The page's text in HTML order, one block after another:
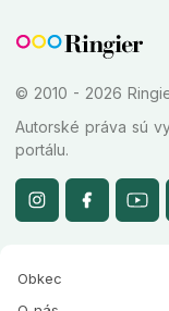
© 2010 - 2026
Autorské práva sú
portálu.
Obkec